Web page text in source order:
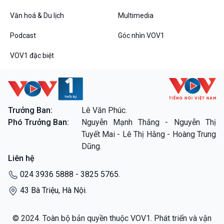
Podcast
Góc nhìn VOV1
Bình luận
Diễn đàn chủ nhật
Chân dung cuộc sống
Các chương trình đặc biệt
Văn hoá & Du lịch Multimedia
Podcast Góc nhìn VOV1
VOV1 đặc biệt
Trưởng Ban:
Lê Văn Phúc.
Phó Trưởng Ban:
Nguyễn Mạnh Thắng - Nguyễn Thị
Tuyết Mai - Lê Thị Hằng - Hoàng Trung
Dũng.
Liên hệ
024 3936 5888 - 3825 5765.
43 Bà Triệu, Hà Nội.
© 2024. Toàn bộ bản quyền thuộc VOV1. Phát triển và vận